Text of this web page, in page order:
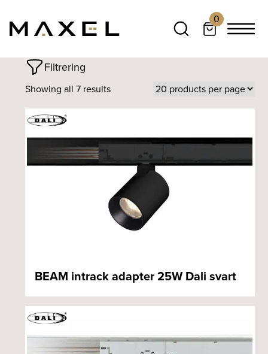
0
Filtrering
Showing all 7 results
BEAM intrack adapter 25W Dali svart